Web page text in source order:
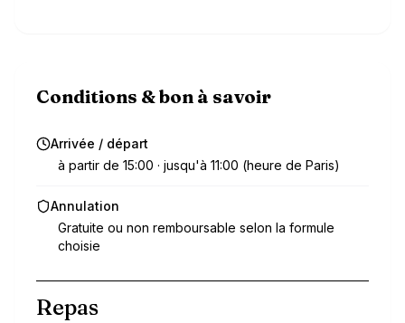
Conditions & bon à savoir
Arrivée / départ
à partir de 15:00 · jusqu'à 11:00 (heure de Paris)
Annulation
Gratuite ou non remboursable selon la formule
choisie
Repas